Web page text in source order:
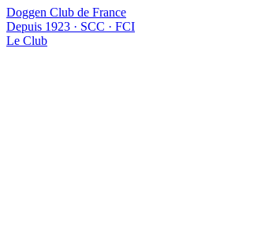
Doggen Club de France
Depuis 1923 · SCC · FCI
Le Club